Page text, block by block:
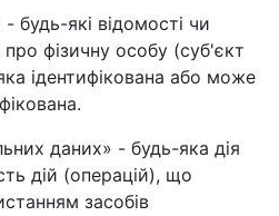
будь-які відомості чи
фізичну особу (суб'єкт
ідентифікована або може
даних» - будь-яка дія
дій (операцій), що
засобів